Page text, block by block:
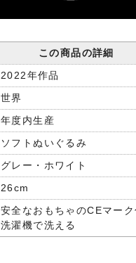
この商品の詳細
2022年作品
世界
年度内生産
ソフトぬいぐるみ
グレー・ホワイト
26cm
安全なおもちゃのCEマーク
洗濯機で洗える